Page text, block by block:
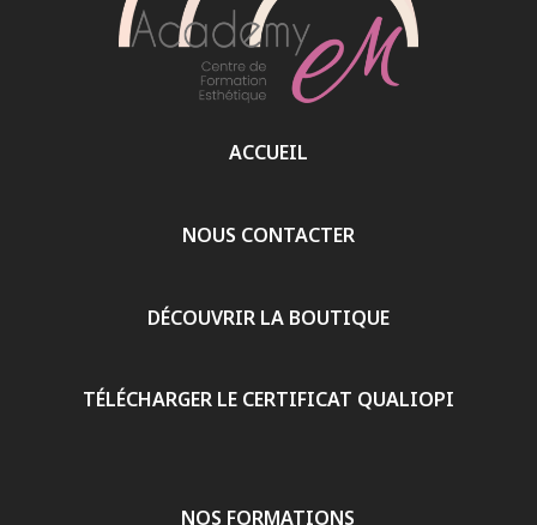
ACCUEIL
NOUS CONTACTER
DÉCOUVRIR LA BOUTIQUE
TÉLÉCHARGER LE CERTIFICAT QUALIOPI
NOS FORMATIONS